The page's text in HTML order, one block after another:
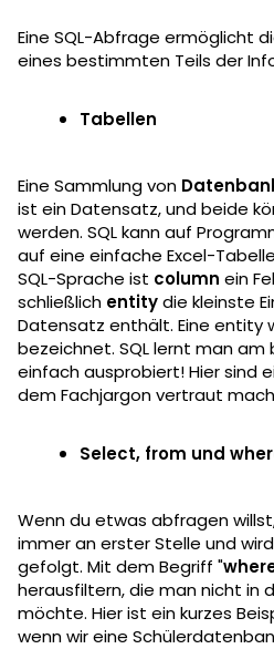
Eine SQL-Abfrage ermöglicht
eines bestimmten Teils der
Tabellen
Eine Sammlung von
ist ein Datensatz, und beide
werden. SQL kann auf
auf eine einfache Excel-
SQL-Sprache ist column ein
schließlich entitydie kleinste
Datensatz enthält. Eine entity
bezeichnet. SQL lernt man
einfach ausprobiert! Hier sind
dem Fachjargon vertraut
Select, from und
Wenn du etwas abfragen
immer an erster Stelle und
gefolgt. Mit dem Begriff "
herausfiltern, die man nicht in
möchte. Hier ist ein kurzes
wenn wir eine